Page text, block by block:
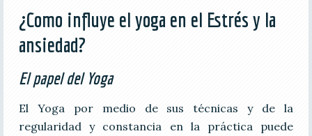
¿Como influye el yoga en el Estrés y la
ansiedad?
El papel del Yoga
El Yoga por medio de sus técnicas y de la
regularidad y constancia en la práctica puede